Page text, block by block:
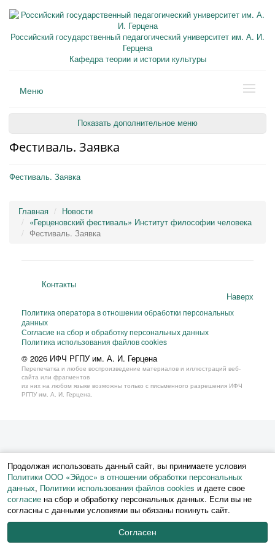
Российский государственный педагогический университет им. А. И.
Герцена
Кафедра теории и истории культуры
Меню
Показать дополнительное меню
Фестиваль. Заявка
Фестиваль. Заявка
Главная
Новости
«Герценовский фестиваль» Институт философии человека
Фестиваль. Заявка
Контакты
Наверх
Политика оператора в отношении обработки персональных
данных
Согласие на сбор и обработку персональных данных
Политика использования файлов cookies
© 2026 ИФЧ РГПУ им. А. И. Герцена
Перепечатка и любое воспроизведение материалов и иллюстраций веб-
сайта или фрагментов
из них на любом языке возможны только с письменного разрешения ИФЧ
РГПУ им. А. И. Герцена.
Продолжая использовать данный сайт, вы принимаете условия
Политики ООО «Эйдос» в отношении обработки персональных
данных, Политики использования файлов cookies и даете свое
согласие на сбор и обработку персональных данных. Если вы не
согласны с данными условиями вы обязаны покинуть сайт.
Согласен